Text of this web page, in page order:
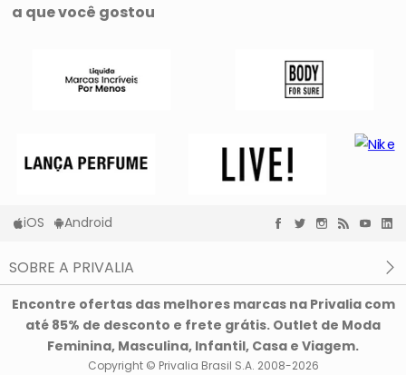
a que você gostou
iOS Android
SOBRE A PRIVALIA
Privacidade e Cookies
Condições de uso
Encontre ofertas das melhores marcas na Privalia com
até 85% de desconto e frete grátis. Outlet de Moda
Feminina, Masculina, Infantil, Casa e Viagem.
Copyright © Privalia Brasil S.A. 2008-2026